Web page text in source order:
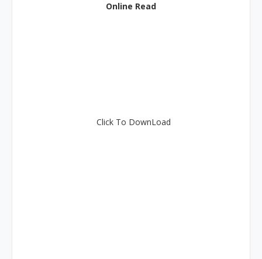
Online Read
Click To DownLoad